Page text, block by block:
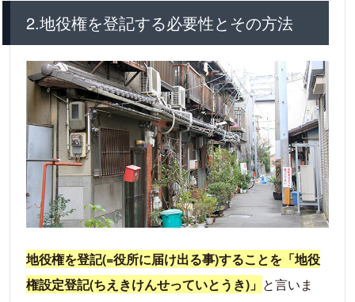
2.地役権を登記する必要性とその方法
地役権を登記(=役所に届け出る事)することを「地役
権設定登記(ちえきけんせっていとうき)」 と言いま